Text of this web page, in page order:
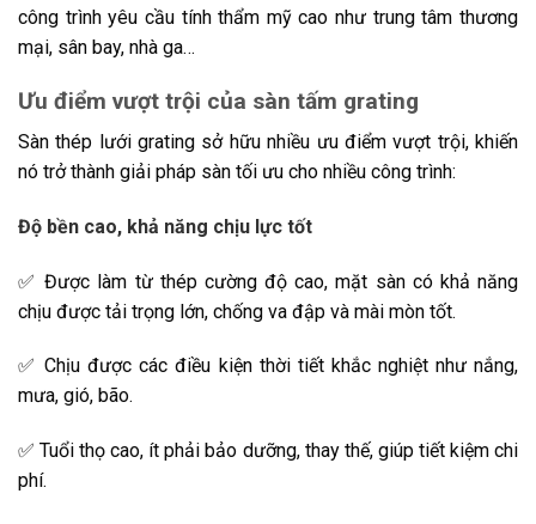
công trình yêu cầu tính thẩm mỹ cao như trung tâm thương
mại, sân bay, nhà ga…
Ưu điểm vượt trội của sàn tấm grating
Sàn thép lưới grating sở hữu nhiều ưu điểm vượt trội, khiến
nó trở thành giải pháp sàn tối ưu cho nhiều công trình:
Độ bền cao, khả năng chịu lực tốt
✅ Được làm từ thép cường độ cao, mặt sàn có khả năng
chịu được tải trọng lớn, chống va đập và mài mòn tốt.
✅ Chịu được các điều kiện thời tiết khắc nghiệt như nắng,
mưa, gió, bão.
✅ Tuổi thọ cao, ít phải bảo dưỡng, thay thế, giúp tiết kiệm chi
phí.